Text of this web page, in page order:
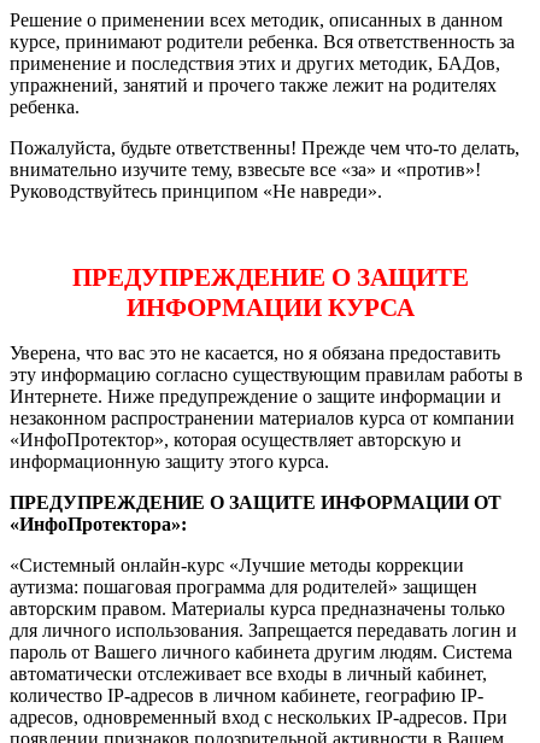
Решение о применении всех методик, описанных в данном
курсе, принимают родители ребенка. Вся ответственность за
применение и последствия этих и других методик, БАДов,
упражнений, занятий и прочего также лежит на родителях
ребенка.
Пожалуйста, будьте ответственны! Прежде чем что-то делать,
внимательно изучите тему, взвесьте все «за» и «против»!
Руководствуйтесь принципом «Не навреди».
ПРЕДУПРЕЖДЕНИЕ О ЗАЩИТЕ
ИНФОРМАЦИИ КУРСА
Уверена, что вас это не касается, но я обязана предоставить
эту информацию согласно существующим правилам работы в
Интернете. Ниже предупреждение о защите информации и
незаконном распространении материалов курса от компании
«ИнфоПротектор», которая осуществляет авторскую и
информационную защиту этого курса.
ПРЕДУПРЕЖДЕНИЕ О ЗАЩИТЕ ИНФОРМАЦИИ ОТ
«ИнфоПротектора»:
«Системный онлайн-курс «Лучшие методы коррекции
аутизма: пошаговая программа для родителей» защищен
авторским правом. Материалы курса предназначены только
для личного использования. Запрещается передавать логин и
пароль от Вашего личного кабинета другим людям. Система
автоматически отслеживает все входы в личный кабинет,
количество IP-адресов в личном кабинете, географию IP-
адресов, одновременный вход с нескольких IP-адресов. При
появлении признаков подозрительной активности в Вашем